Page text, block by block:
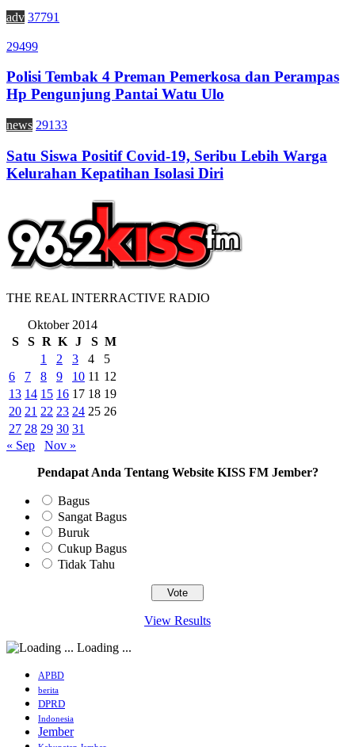
adv 37791
29499
Polisi Tembak 4 Preman Pemerkosa dan Perampas
Hp Pengunjung Pantai Watu Ulo
news 29133
Satu Siswa Positif Covid-19, Seribu Lebih Warga
Kelurahan Kepatihan Isolasi Diri
THE REAL INTERRACTIVE RADIO
Oktober 2014
S
S R K J S M
1
2 3 4
5
6
7 8 9 10 11 12
13 14 15 16 17 18 19
20 21 22 23 24 25 26
27 28 29 30 31
« Sep
Nov »
Pendapat Anda Tentang Website KISS FM Jember?
Bagus
Sangat Bagus
Buruk
Cukup Bagus
Tidak Tahu
View Results
Loading ...
APBD
berita
DPRD
Indonesia
Jember